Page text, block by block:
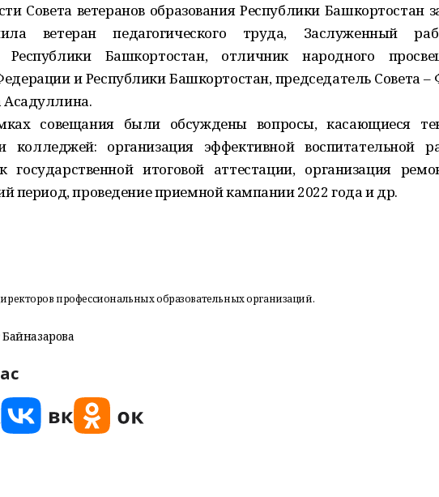
Совета ветеранов образования Республики Башкортостан
ветеран педагогического труда, Заслуженный
Республики Башкортостан, отличник народного
и Республики Башкортостан, председатель Совета –
Асадуллина.
совещания были обсуждены вопросы, касающиеся
колледжей: организация эффективной воспитательной
государственной итоговой аттестации, организация
период, проведение приемной кампании 2022 года и др.
профессиональных образовательных организаций.